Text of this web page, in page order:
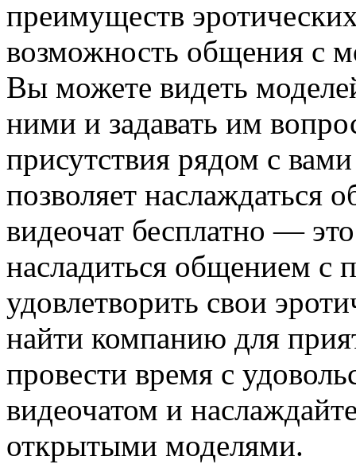
преимуществ
возможность общения с
Вы можете видеть
ними и задавать им
присутствия рядом с
позволяет наслаждаться
видеочат бесплатно —
насладиться общением с
удовлетворить свои
найти компанию для
провести время с
видеочатом и
открытыми моделями.